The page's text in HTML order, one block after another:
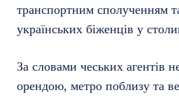
транспортним сполученням
українських біженців у
За словами чеських агентів
орендою, метро поблизу та